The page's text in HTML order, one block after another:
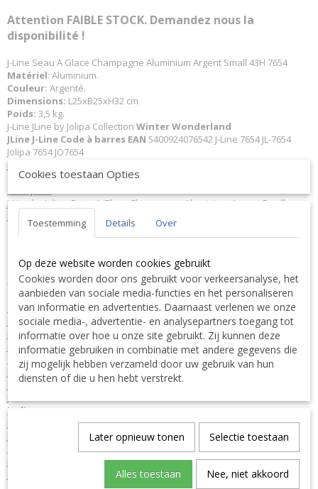
Attention FAIBLE STOCK. Demandez nous la
disponibilité !
J-Line Seau A Glace Champagne Aluminium Argent Small 43H 7654
Matériel: Aluminium.
Couleur: Argenté.
Dimensions: L25xB25xH32 cm
Poids: 3,5 kg.
J-Line JLine by Jolipa Collection Winter Wonderland
JLine J-Line Code à barres EAN 5400924076542 J-Line 7654 JL-7654
Jolipa 7654 JO7654
J-Line by Jolipa Catégorie: services seau a glacons
J-Line by Jolipa Seau A Glace Champagne Aluminium Argent Small
Nous livrons aussi à l'étranger. N'hésitez pas à nous contacter
auch im Ausland. Bitte kontaktieren Sie uns. TEL: 0032 9 378 24
30 orContact Bcosy 1 CLICK HERE !
English:
J-Line by Jolipa Category: tableware ice bucket
J Line Ice Bucket Champagne Aluminium Silver Small
J-Line ice champagne wine buckets coolers
Deutsch:
J-Line by Jolipa Kategorie: geschirr eiskübel
J Line Kühleimer Champagne Aluminium Silber Small
Italiano:
J-Line by Jolipa Categoria: servizi secchiello del ghiaccio
J Line Secchiello Per Il Ghiaccio Champagne Alluminio Argento Small
J-Line by Jolipa Categoría: servicio cubo de hielo
J Line Cubitera Champan Aluminio Plata Small
Cookies toestaan Opties
Toestemming Details Over
Op deze website worden cookies gebruikt
Cookies worden door ons gebruikt voor verkeersanalyse, het
aanbieden van sociale media-functies en het personaliseren
van informatie en advertenties. Daarnaast verlenen we onze
sociale media-, advertentie- en analysepartners toegang tot
informatie over hoe u onze site gebruikt. Zij kunnen deze
informatie gebruiken in combinatie met andere gegevens die
zij mogelijk hebben verzameld door uw gebruik van hun
diensten of die u hen hebt verstrekt.
Later opnieuw tonen Selectie toestaan
Alles toestaan Nee, niet akkoord